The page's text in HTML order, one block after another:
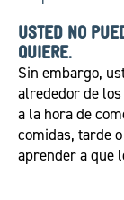
USTED NO
QUIERE.
Sin embargo,
alrededor de
a la hora de
comidas, tarde
aprender a que